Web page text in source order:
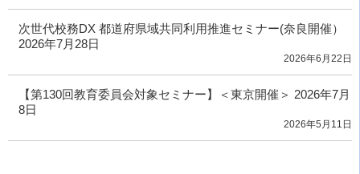
次世代校務DX 都道府県域共同利用推進セミナー(奈良開催）
2026年7月28日
2026年6月22日
【第130回教育委員会対象セミナー】＜東京開催＞ 2026年7月
8日
2026年5月11日